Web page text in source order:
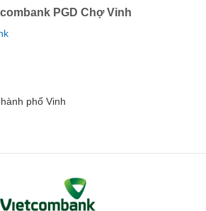
PGD Chợ Vinh
phố Vinh